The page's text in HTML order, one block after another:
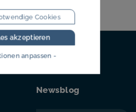
Newsblog
Cookies
akzeptieren
anpassen -